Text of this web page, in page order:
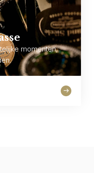
momenten,